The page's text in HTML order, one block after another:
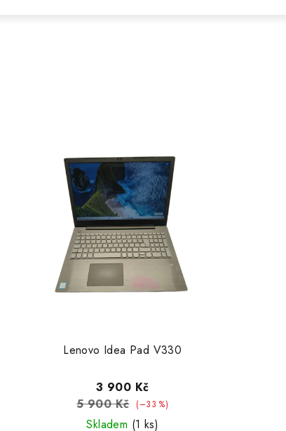
Lenovo Idea Pad V330
3 900 Kč
5 900 Kč (–33 %)
Skladem (1 ks)